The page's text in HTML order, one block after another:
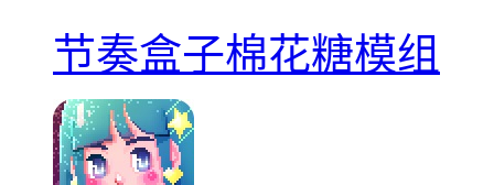
节奏盒子棉花糖模组